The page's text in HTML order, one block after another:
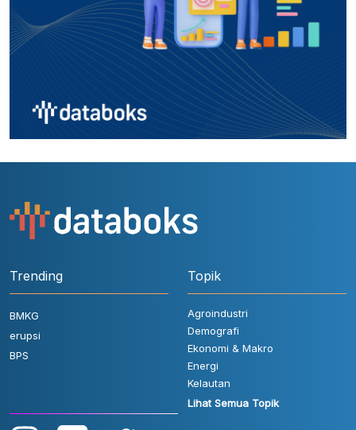
Trending
BMKG
erupsi
BPS
Topik
Agroindustri
Demografi
Ekonomi & Makro
Energi
Kelautan
Lihat Semua Topik